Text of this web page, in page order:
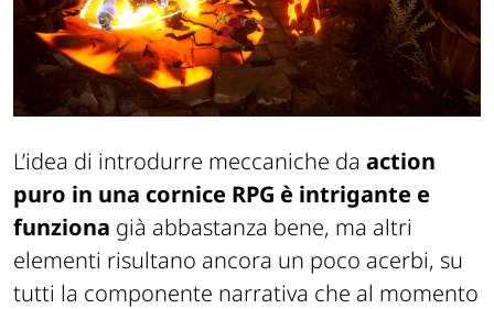
L’idea di introdurre meccaniche da action
puro in una cornice RPG è intrigante e
funziona già abbastanza bene, ma altri
elementi risultano ancora un poco acerbi, su
tutti la componente narrativa che al momento